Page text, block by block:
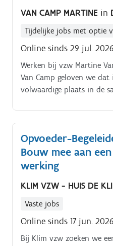
VAN CAMP MARTINE in
Tijdelijke jobs met optie
Online sinds 29 jul. 2026
Werken bij vzw Martine
Van Camp geloven we
volwaardige plaats in de
Opvoeder-
Bouw mee aan
werking
KLIM VZW - HUIS DE
Vaste jobs
Online sinds 17 jun. 2026
Bij Klim vzw zoeken we